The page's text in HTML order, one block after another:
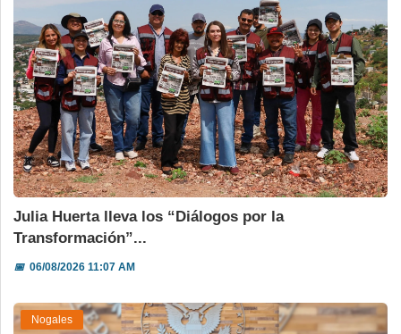
Julia Huerta lleva los “Diálogos por la
Transformación”...
📅06/08/2026 11:07 AM
Nogales